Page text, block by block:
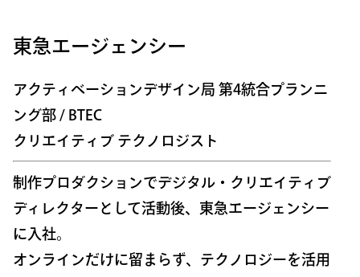
東急エージェンシー
アクティベーションデザイン局 第4統合プランニ
ング部 / BTEC
クリエイティブ テクノロジスト
制作プロダクションでデジタル・クリエイティブ
ディレクターとして活動後、東急エージェンシー
に入社。
オンラインだけに留まらず、テクノロジーを活用